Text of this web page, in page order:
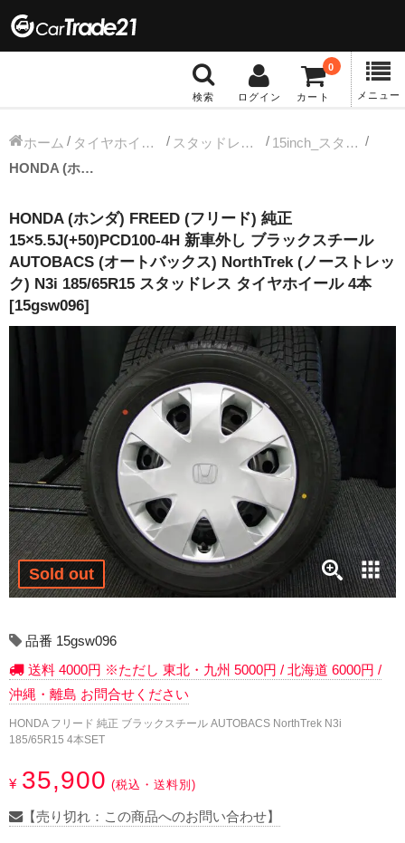
検索 ログイン カート
0
メニュー
冬タイヤホイール
13インチ：冬タイヤホイール
14インチ：冬タイヤホイール
15インチ：冬タイヤホイール
16インチ：冬タイヤホイール
17インチ：冬タイヤホイール
18インチ：冬タイヤホイール
19インチ：冬タイヤホイール
20インチ：冬タイヤホイール
夏タイヤホイール
12インチ：夏タイヤホイール
13インチ：夏タイヤホイール
14インチ：夏タイヤホイール
15インチ：夏タイヤホイール
16インチ：夏タイヤホイール
ホーム タイヤホイールセット スタッドレス中古タイヤホイール
15inch_スタッドレス中古タイヤホイール
HONDA (ホンダ) FREED (フリード) 純正 15×5.5J(+50)PCD100-4H 新車外し ブラックスチール AUTOBACS (オートバックス) NorthTrek (ノーストレック) N3i 185/65R15 スタッドレス タイヤホイール 4本 [15gsw096]
HONDA (ホンダ) FREED (フリード) 純正
15×5.5J(+50)PCD100-4H 新車外し ブラックスチール
AUTOBACS (オートバックス) NorthTrek (ノーストレッ
ク) N3i 185/65R15 スタッドレス タイヤホイール 4本
[15gsw096]
Sold out
品番 15gsw096
送料 4000円 ※ただし 東北・九州 5000円 / 北海道 6000円 /
沖縄・離島 お問合せください
HONDA フリード 純正 ブラックスチール AUTOBACS NorthTrek N3i
185/65R15 4本SET
¥ 35,900 (税込・送料別)
【売り切れ：この商品へのお問い合わせ】